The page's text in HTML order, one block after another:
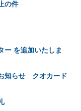
の件
を追加いたしま
知らせ クオカード